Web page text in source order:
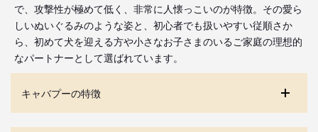
で、攻撃性が極めて低く、非常に人懐っこいのが特徴。その愛ら
しいぬいぐるみのような姿と、初心者でも扱いやすい従順さか
ら、初めて犬を迎える方や小さなお子さまのいるご家庭の理想的
なパートナーとして選ばれています。
キャバプーの特徴